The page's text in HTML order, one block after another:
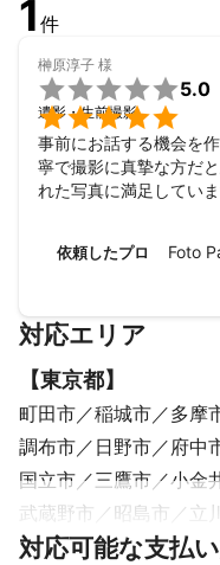
1 件
榊原淳子 様


5.0
遺影・生前撮影
事前にお話する機会を
寧で撮影に真摯な方だ
れた写真に満足してい
依頼したプロ Foto
対応エリア
【東京都】
町田市 稲城市 多摩
調布市
日野市 府中
国立市
三鷹市 小金
武蔵野市
昭島市 立
中野区
西東京市 福
対応可能な支払